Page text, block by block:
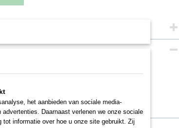
4415
's Hertogenbosch ter ere Rail 1994 in de
het aanbieden van sociale media-
Daarnaast verlenen we onze sociale
tot informatie over hoe u onze site gebruikt. Zij